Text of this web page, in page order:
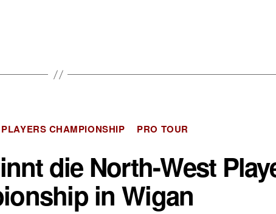
Kategorien
PLAYERS CHAMPIONSHIP PRO TOUR
die North-West
in Wigan